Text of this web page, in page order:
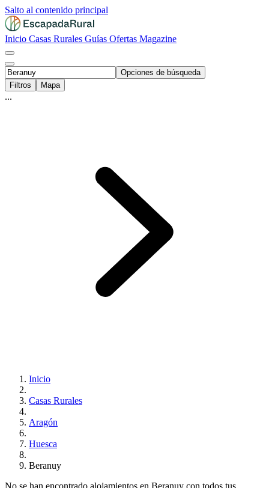
Salto al contenido principal
Inicio Casas Rurales Guías Ofertas Magazine
Opciones de búsqueda
Filtros
Mapa
...
Inicio
Casas Rurales
Aragón
Huesca
Beranuy
No se han encontrado alojamientos en Beranuy con todos tus